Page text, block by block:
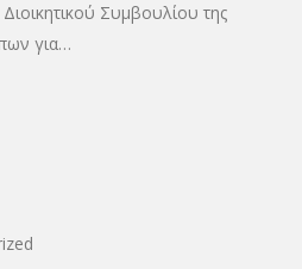
Συμβουλίου της
για…